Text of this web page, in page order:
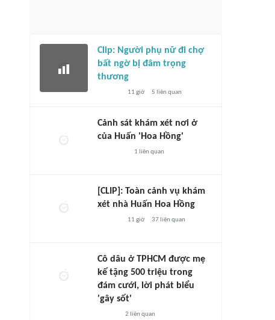
Clip: Người phụ nữ đi chợ
bất ngờ bị đâm trọng
thương
11 giờ 5 liên quan
Cảnh sát khám xét nơi ở
của Huấn 'Hoa Hồng'
1 liên quan
[CLIP]: Toàn cảnh vụ khám
xét nhà Huấn Hoa Hồng
11 giờ 37liên quan
Cô dâu ở TPHCM được mẹ
kế tặng 500 triệu trong
đám cưới, lời phát biểu
'gây sốt'
2 liên quan